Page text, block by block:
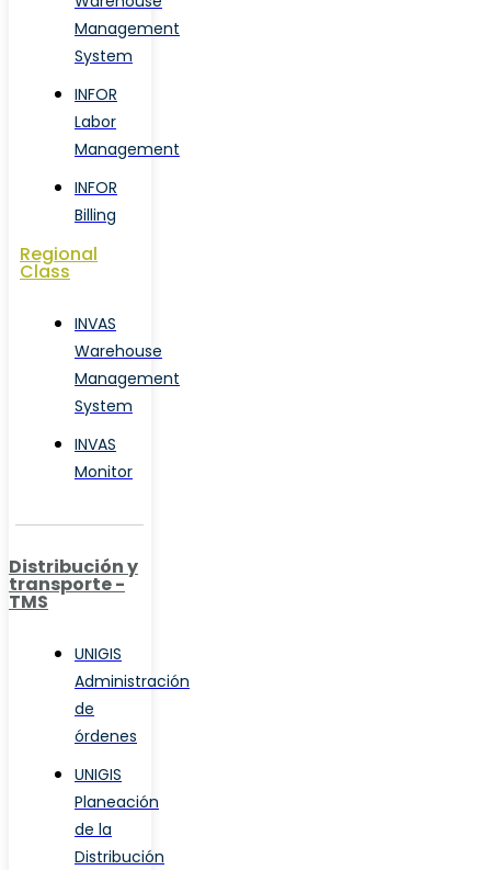
Management
System
INFOR
Labor
Management
INFOR
Billing
Regional
Class
INVAS
Warehouse
Management
System
INVAS
Monitor
Distribución y
transporte -
TMS
UNIGIS
Administración
de
órdenes
UNIGIS
Planeación
de la
Distribución